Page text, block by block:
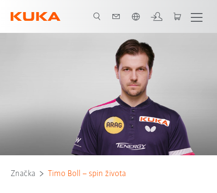
Značka Timo Boll – spin života